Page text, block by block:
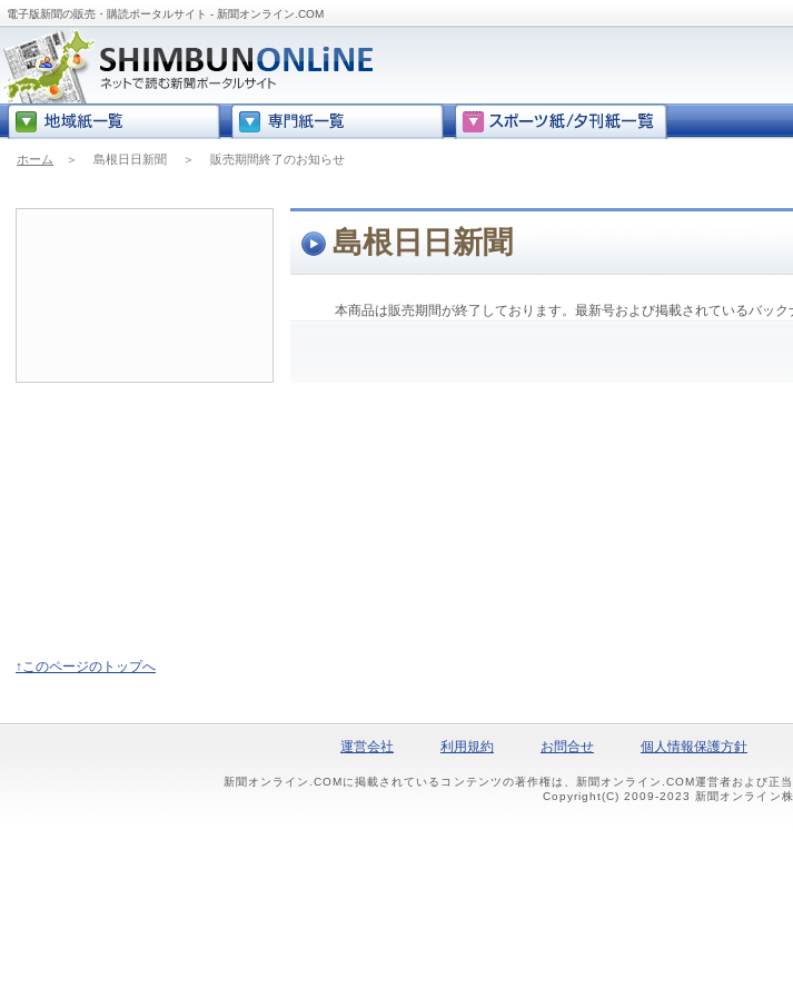
電子版新聞の販売・購読ポータルサイト - 新聞オンライン.COM
ホーム ＞ 島根日日新聞 ＞ 販売期間終了のお知らせ
島根日日新聞
本商品は販売期間が終了しております。最新号および掲載されているバック
↑このページのトップへ
運営会社 利用規約 お問合せ 個人情報保護方針
新聞オンライン.COMに掲載されているコンテンツの著作権は、新聞オンライン.COM運営者および正
Copyright(C) 2009-2023 新聞オンライン